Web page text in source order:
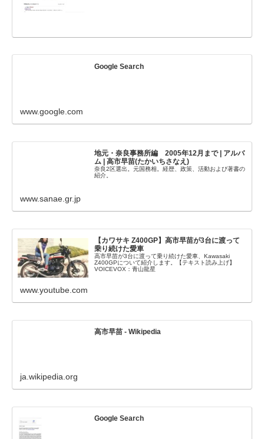
Google Search
www.google.com
地元・奈良事務所編 2005年12月まで | アルバ
ム | 高市早苗(たかいちさなえ)
奈良2区選出。元国務相。経歴、政策、活動および著書の
紹介。
www.sanae.gr.jp
【カワサキ Z400GP】高市早苗が3台に渡って
乗り続けた愛車
高市早苗が3台に渡って乗り続けた愛車、Kawasaki
Z400GPについて紹介します。【テキスト読み上げ】
VOICEVOX：青山龍星
www.youtube.com
高市早苗 - Wikipedia
ja.wikipedia.org
Google Search